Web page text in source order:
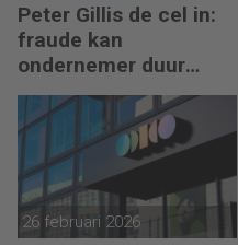
Peter Gillis de cel in:
fraude kan
ondernemer duur
komen te staan
26 februari 2026